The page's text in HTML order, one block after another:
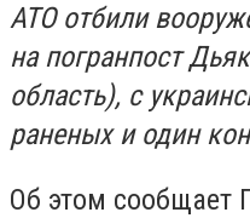
АТО отбили
на погранпост
область), с
раненых и один
Об этом сообщает